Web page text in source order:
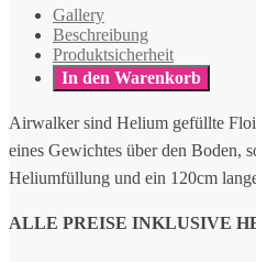
Gallery
Beschreibung
Produktsicherheit
In den Warenkorb
Airwalker sind Helium gefüllte
eines Gewichtes über den Boden,
Heliumfüllung und ein 120cm
ALLE PREISE INKLUSIVE